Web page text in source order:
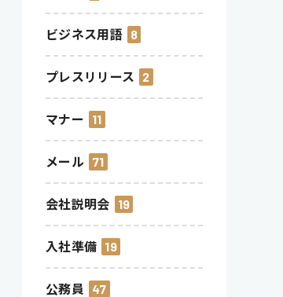
ビジネス用語 8
プレスリリース 2
マナー 11
メール 71
会社説明会 19
入社準備 19
公務員 47